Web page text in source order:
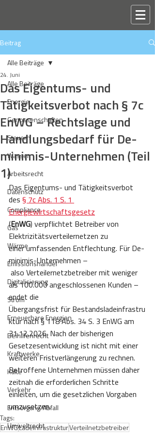
Beitrag
Alle Beiträge
Energie
Genossenschaften
Steuern
Wasser
Arbeitsrecht
Datenschutz
Compliance
Gas
Wärme
Emissionshandel
Digitalisierung
Strom
Erneuerbare Energien
Beihilfenrecht
Kraftwerke
Kälte
Verkehr
Entsorgung/Abfall
Umweltrecht
Alle Beiträge
Das Eigentums- und
Tätigkeitsverbot nach § 7c
EnWG – Rechtslage und
Handlungsbedarf für De-
minimis-Unternehmen (Teil
1)
24. Juni
Das Eigentums- und Tätigkeitsverbot
des § 7c Abs. 1 S. 1
Energiewirtschaftsgesetz
(EnWG) verpflichtet Betreiber von
Elektrizitätsverteilernetzen zu
einer umfassenden Entflechtung. Für De-
minimis-Unternehmen –
also Verteilernetzbetreiber mit weniger
als 100.000 angeschlossenen Kunden –
endet die
Übergangsfrist für Bestandsladeinfrastru
ktur nach § 118 Abs. 34 S. 3 EnWG am
31.12.2026. Nach der bisherigen
Gesetzesentwicklung ist nicht mit einer
weiteren Fristverlängerung zu rechnen.
Betroffene Unternehmen müssen daher
zeitnah die erforderlichen Schritte
einleiten, um die gesetzlichen Vorgaben
umzusetzen.
Tags:
EnWGLadeinfrastrukturVerteilnetzbetreiber